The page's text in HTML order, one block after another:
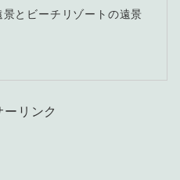
とビーチリゾートの遠景
ーリンク